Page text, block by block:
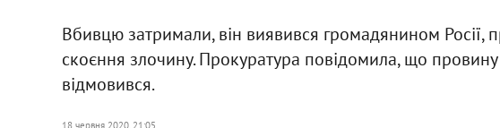
Вбивцю затримали, він виявився громадянином Росії,
скоєння злочину. Прокуратура повідомила, що
відмовився.
18 червня 2020, 21:05